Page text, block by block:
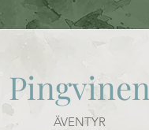
Pingvinen
ÄVENTYR